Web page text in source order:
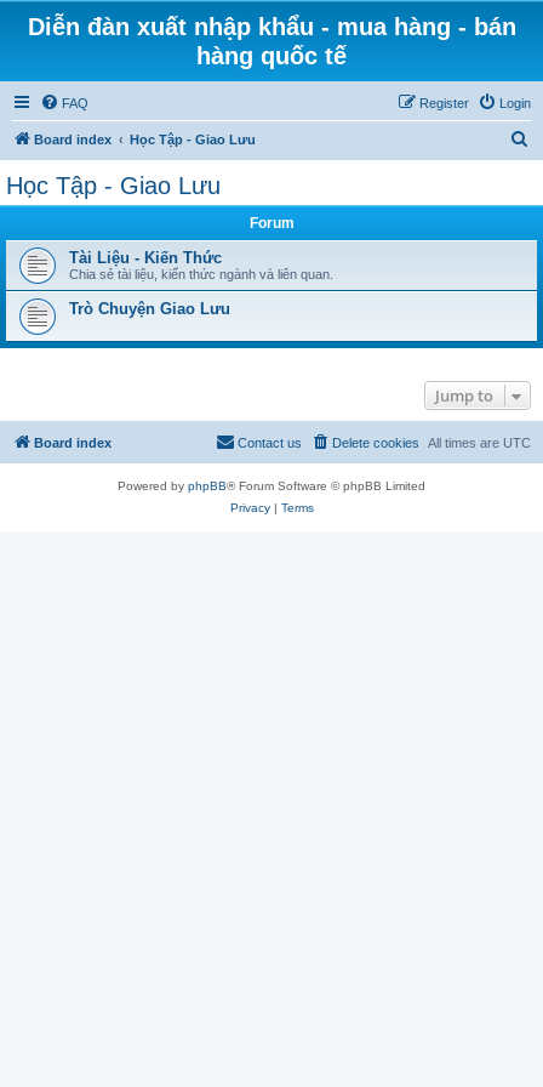
Diễn đàn xuất nhập khẩu - mua hàng - bán
hàng quốc tế
FAQ Login
Register
Board index Học Tập - Giao Lưu
Học Tập - Giao Lưu
Forum
Tài Liệu - Kiến Thức
Chia sẻ tài liệu, kiến thức ngành và liên quan.
Trò Chuyện Giao Lưu
Jump to
Board index All times are UTC
Delete cookies
Contact us
Powered by phpBB® Forum Software © phpBB Limited
Privacy| Terms